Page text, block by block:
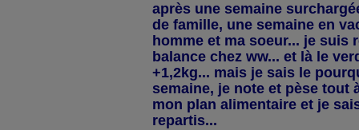
après une semaine
de famille, une semaine en
homme et ma soeur... je suis
balance chez ww... et là le
+1,2kg... mais je sais le
semaine, je note et pèse tout
mon plan alimentaire et je
repartis...